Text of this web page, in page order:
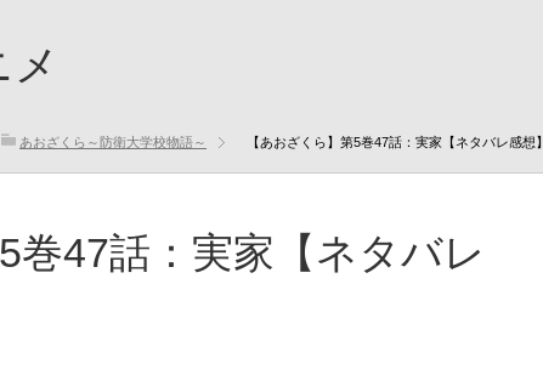
あおざくら～防衛大学校物語～ 【あおざくら】第5巻47話：実家【ネタバレ感想】
巻47話：実家【ネタバレ